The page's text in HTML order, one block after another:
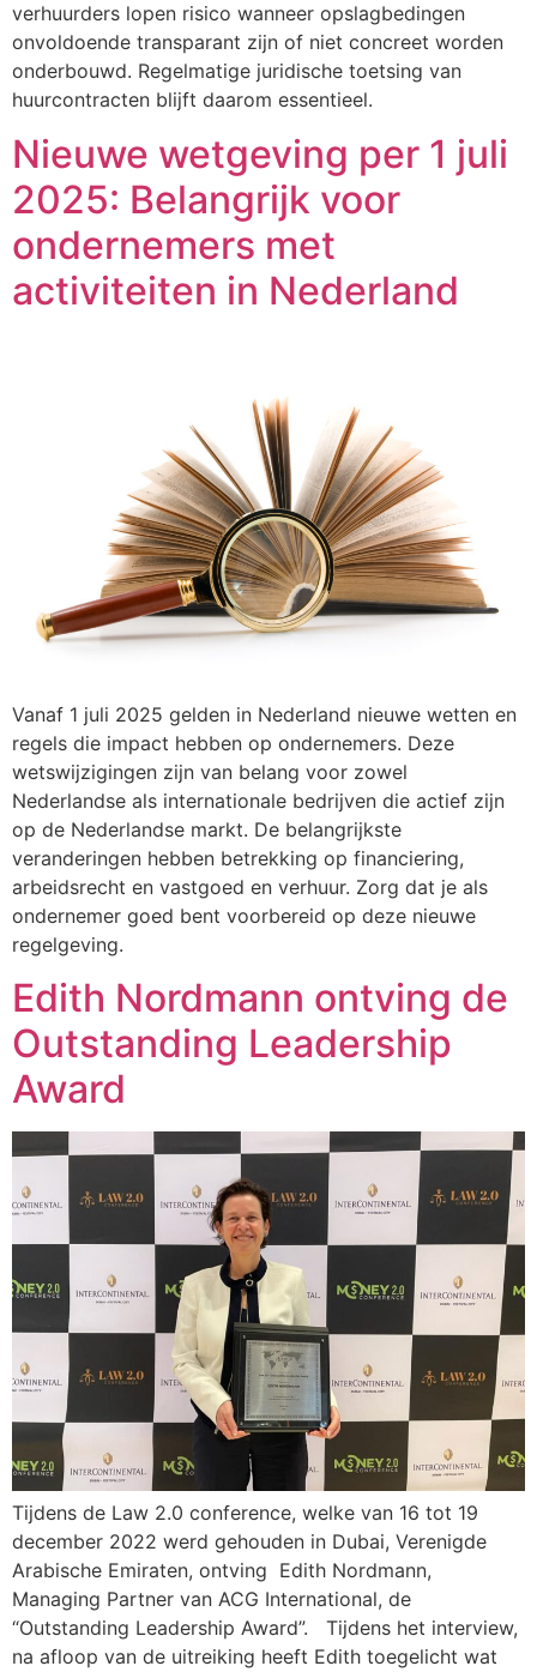
verhuurders lopen risico wanneer opslagbedingen
onvoldoende transparant zijn of niet concreet worden
onderbouwd. Regelmatige juridische toetsing van
huurcontracten blijft daarom essentieel.
Nieuwe wetgeving per 1 juli
2025: Belangrijk voor
ondernemers met
activiteiten in Nederland
Vanaf 1 juli 2025 gelden in Nederland nieuwe wetten en
regels die impact hebben op ondernemers. Deze
wetswijzigingen zijn van belang voor zowel
Nederlandse als internationale bedrijven die actief zijn
op de Nederlandse markt. De belangrijkste
veranderingen hebben betrekking op financiering,
arbeidsrecht en vastgoed en verhuur. Zorg dat je als
ondernemer goed bent voorbereid op deze nieuwe
regelgeving.
Edith Nordmann ontving de
Outstanding Leadership
Award
Tijdens de Law 2.0 conference, welke van 16 tot 19
december 2022 werd gehouden in Dubai, Verenigde
Arabische Emiraten, ontving Edith Nordmann,
Managing Partner van ACG International, de
“Outstanding Leadership Award”. Tijdens het interview,
na afloop van de uitreiking heeft Edith toegelicht wat